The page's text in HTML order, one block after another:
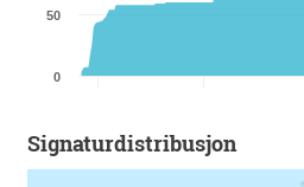
0
50
Signaturdistribusjon